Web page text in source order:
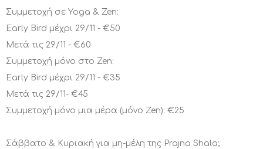
Συμμετοχή σε Yoga & Zen:
Early Bird μέχρι 29/11 - €50
Μετά τις 29/11 - €60
Συμμετοχή μόνο στο Zen:
Early Bird μέχρι 29/11 - €35
Μετά τις 29/11- €45
Συμμετοχή μόνο μια μέρα (μόνο Zen): €25
Σάββατο & Κυριακή για μη-μέλη της Prajna Shala;